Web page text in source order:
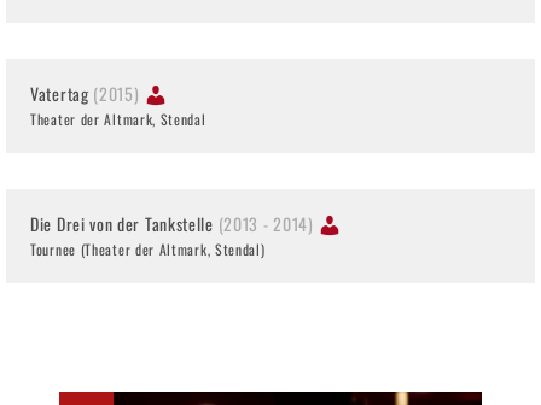
Vatertag(2015)
Theater der Altmark, Stendal
Die Drei von der Tankstelle (2013 - 2014)
Tournee (Theater der Altmark, Stendal)